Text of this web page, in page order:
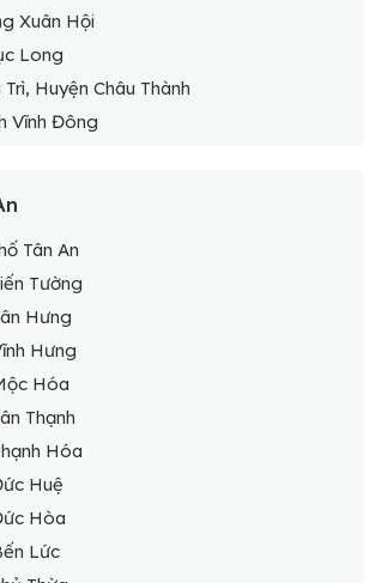
Xuân Hội
Long
Huyện Châu Thành
Vĩnh Đông
Tân An
Tường
Hưng
Hưng
Hóa
Thạnh
Hóa
Huệ
Hòa
Lức